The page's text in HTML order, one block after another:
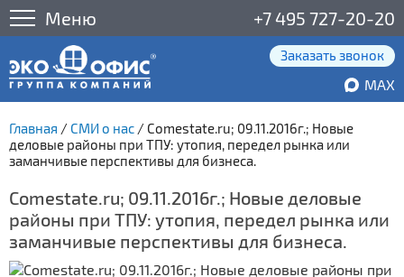
Меню +7 495 727-20-20
Заказать звонок
MAX
Главная / СМИ о нас / Comestate.ru; 09.11.2016г.; Новые
деловые районы при ТПУ: утопия, передел рынка или
заманчивые перспективы для бизнеса.
Comestate.ru; 09.11.2016г.; Новые деловые
районы при ТПУ: утопия, передел рынка или
заманчивые перспективы для бизнеса.